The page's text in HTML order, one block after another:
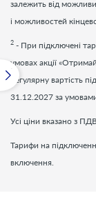
залежить від
і можливостей
2 - При підключені
умовах акції
регулярну вартість
31.12.2027 за умовами
Усі ціни вказано з ПДВ.
Тарифи на
включення.